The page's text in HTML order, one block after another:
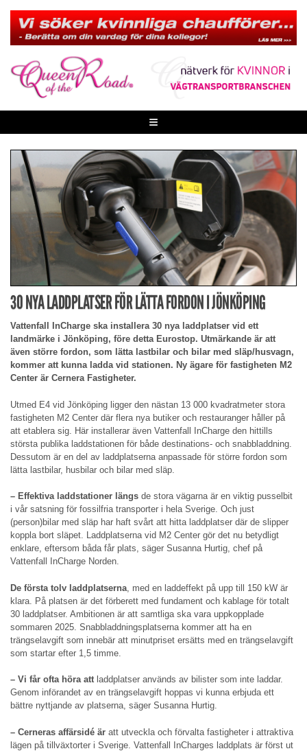
content
≡
30 NYA LADDPLATSER FÖR LÄTTA FORDON I JÖNKÖPING
Vattenfall InCharge ska installera 30 nya laddplatser vid ett
landmärke i Jönköping, före detta Eurostop. Utmärkande är att
även större fordon, som lätta lastbilar och bilar med släp/husvagn,
kommer att kunna ladda vid stationen. Ny ägare för fastigheten M2
Center är Cernera Fastigheter.
Utmed E4 vid Jönköping ligger den nästan 13 000 kvadratmeter stora
fastigheten M2 Center där flera nya butiker och restauranger håller på
att etablera sig. Här installerar även Vattenfall InCharge den hittills
största publika laddstationen för både destinations- och snabbladdning.
Dessutom är en del av laddplatserna anpassade för större fordon som
lätta lastbilar, husbilar och bilar med släp.
– Effektiva laddstationer längs de stora vägarna är en viktig pusselbit
i vår satsning för fossilfria transporter i hela Sverige. Och just
(person)bilar med släp har haft svårt att hitta laddplatser där de slipper
koppla bort släpet. Laddplatserna vid M2 Center gör det nu betydligt
enklare, eftersom båda får plats, säger Susanna Hurtig, chef på
Vattenfall InCharge Norden.
De första tolv laddplatserna , med en laddeffekt på upp till 150 kW är
klara. På platsen är det förberett med fundament och kablage för totalt
30 laddplatser. Ambitionen är att samtliga ska vara uppkopplade
sommaren 2025. Snabbladdningsplatserna kommer att ha en
trängselavgift som innebär att minutpriset ersätts med en trängselavgift
som startar efter 1,5 timme.
– Vi får ofta höra attladdplatser används av bilister som inte laddar.
Genom införandet av en trängselavgift hoppas vi kunna erbjuda ett
bättre nyttjande av platserna, säger Susanna Hurtig.
– Cerneras affärsidé är att utveckla och förvalta fastigheter i attraktiva
lägen på tillväxtorter i Sverige. Vattenfall InCharges laddplats är först ut